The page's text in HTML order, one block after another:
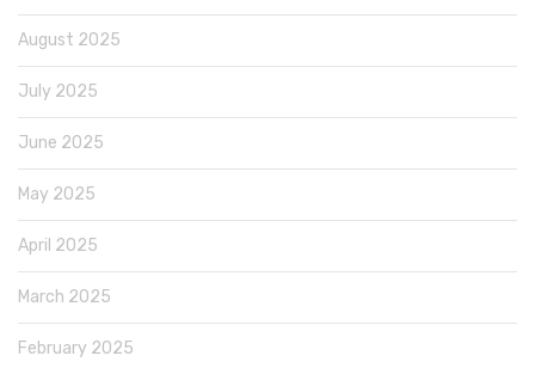
August 2025
July 2025
June 2025
May 2025
April 2025
March 2025
February 2025